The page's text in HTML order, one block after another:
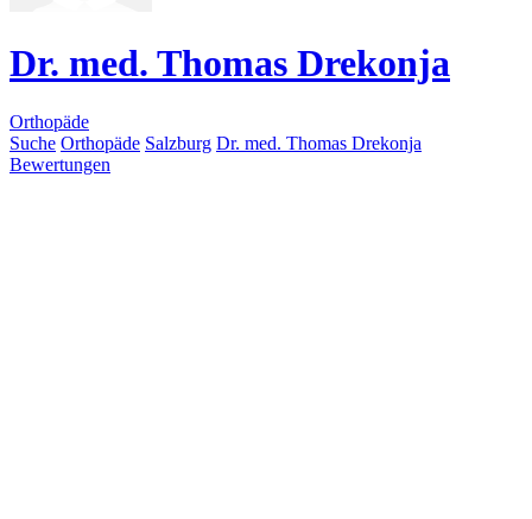
Dr. med. Thomas Drekonja
Orthopäde
Suche Orthopäde Salzburg Dr. med. Thomas Drekonja
Bewertungen